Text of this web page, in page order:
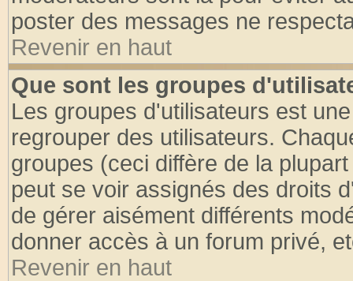
poster des messages ne
Revenir en haut
Que sont les groupes
Les groupes d'utilisateurs est
regrouper des utilisateurs.
groupes (ceci diffère de la
peut se voir assignés des droits
de gérer aisément différents
donner accès à un forum privé,
Revenir en haut